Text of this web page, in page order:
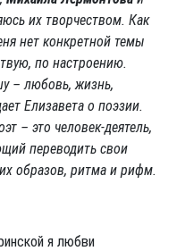
их творчеством. Как
нет конкретной темы
по настроению.
– любовь, жизнь,
Елизавета о поэзии.
– это человек-деятель,
переводить свои
образов, ритма и рифм.
я любви